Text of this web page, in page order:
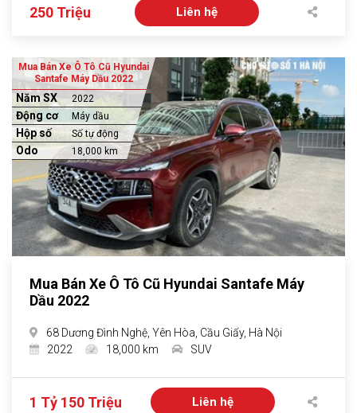
250 Triệu Liên hệ
Mua Bán Xe Ô Tô Cũ Hyundai
Santafe Máy Dầu 2022
Năm SX 2022
Động cơ Máy dầu
Hộp số Số tự động
Odo 18,000 km
Mua Bán Xe Ô Tô Cũ Hyundai Santafe Máy
Dầu 2022
68 Dương Đình Nghệ, Yên Hòa, Cầu Giấy, Hà Nội
2022
18,000 km SUV
1 Tỷ 150 Triệu Liên hệ